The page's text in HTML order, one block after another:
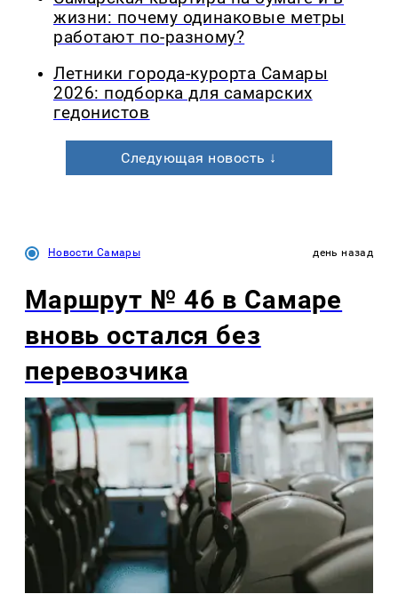
жизни: почему одинаковые метры
работают по-разному?
Летники города-курорта Самары
2026: подборка для самарских
гедонистов
Следующая новость ↓
Новости Самары день назад
Маршрут № 46 в Самаре
вновь остался без
перевозчика